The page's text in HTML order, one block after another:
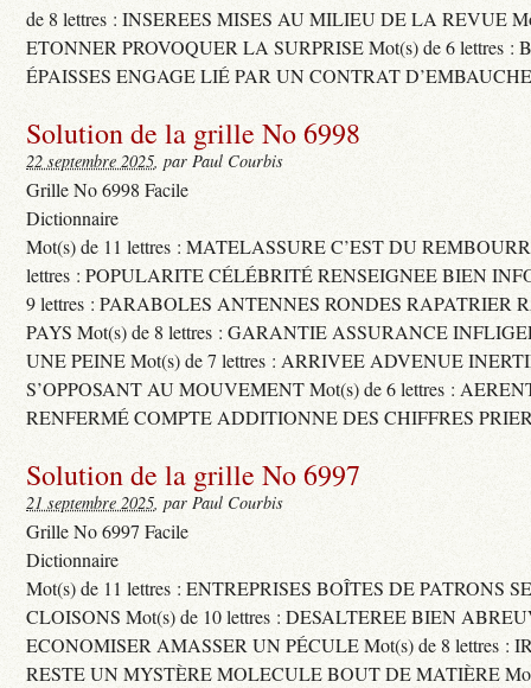
de 8 lettres : INSEREES MISES AU MILIEU DE LA REVUE
ETONNER PROVOQUER LA SURPRISE Mot(s) de 6 lettres :
ÉPAISSES ENGAGE LIÉ PAR UN CONTRAT
Solution de la grille No 6998
22 septembre 2025, par Paul Courbis
Grille No 6998 Facile
Dictionnaire
Mot(s) de 11 lettres : MATELASSURE C’EST DU
lettres : POPULARITE CÉLÉBRITÉ RENSEIGNEE BIEN
9 lettres : PARABOLES ANTENNES RONDES RAPATRIER
PAYS Mot(s) de 8 lettres : GARANTIE ASSURANCE
UNE PEINE Mot(s) de 7 lettres : ARRIVEE ADVENUE
S’OPPOSANT AU MOUVEMENT Mot(s) de 6 lettres :
RENFERMÉ COMPTE ADDITIONNE DES CHIFFRES
Solution de la grille No 6997
21 septembre 2025, par Paul Courbis
Grille No 6997 Facile
Dictionnaire
Mot(s) de 11 lettres : ENTREPRISES BOÎTES DE PATRONS
CLOISONS Mot(s) de 10 lettres : DESALTEREE BIEN
ECONOMISER AMASSER UN PÉCULE Mot(s) de 8 lettres :
RESTE UN MYSTÈRE MOLECULE BOUT DE MATIÈRE